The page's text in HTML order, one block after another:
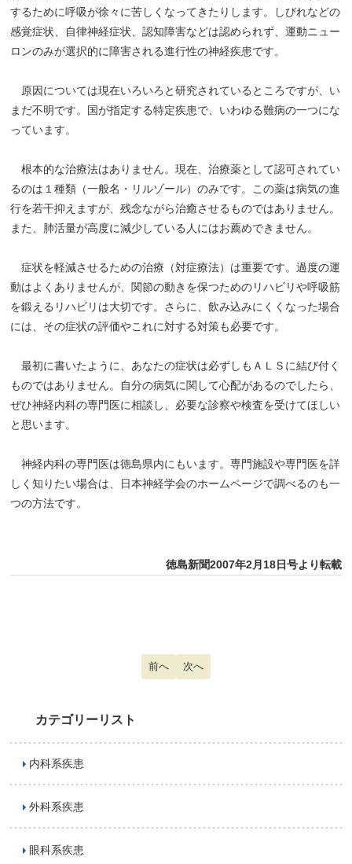
するために呼吸が徐々に苦しくなってきたりします。しびれなどの
感覚症状、自律神経症状、認知障害などは認められず、運動ニュー
ロンのみが選択的に障害される進行性の神経疾患です。
原因については現在いろいろと研究されているところですが、い
まだ不明です。国が指定する特定疾患で、いわゆる難病の一つにな
っています。
根本的な治療法はありません。現在、治療薬として認可されてい
るのは１種類（一般名・リルゾール）のみです。この薬は病気の進
行を若干抑えますが、残念ながら治癒させるものではありません。
また、肺活量が高度に減少している人にはお薦めできません。
症状を軽減させるための治療（対症療法）は重要です。過度の運
動はよくありませんが、関節の動きを保つためのリハビリや呼吸筋
を鍛えるリハビリは大切です。さらに、飲み込みにくくなった場合
には、その症状の評価やこれに対する対策も必要です。
最初に書いたように、あなたの症状は必ずしもＡＬＳに結び付く
ものではありません。自分の病気に関して心配があるのでしたら、
ぜひ神経内科の専門医に相談し、必要な診察や検査を受けてほしい
と思います。
神経内科の専門医は徳島県内にもいます。専門施設や専門医を詳
しく知りたい場合は、日本神経学会のホームページで調べるのも一
つの方法です。
徳島新聞2007年2月18日号より転載
前の記事へ: 不正出血
前へ 次の記事へ: 花粉症
次へ
カテゴリーリスト
内科系疾患
外科系疾患
眼科系疾患